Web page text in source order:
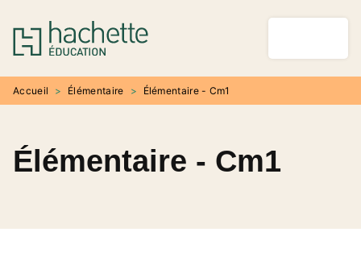
MENU RECHERCHE
PIED DE PAGE
Accueil > Élémentaire > Élémentaire - Cm1
Élémentaire - Cm1